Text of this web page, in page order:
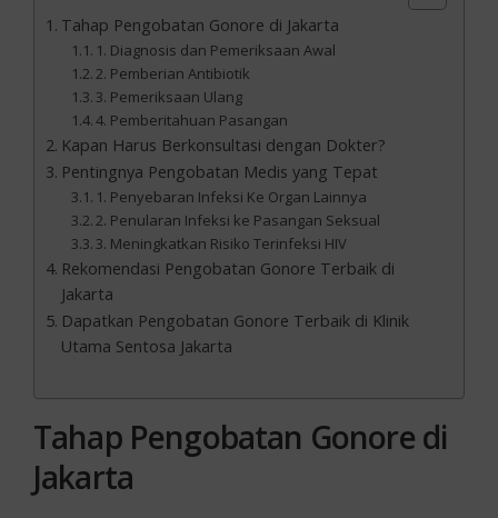
Tahap Pengobatan Gonore di Jakarta
1. Diagnosis dan Pemeriksaan Awal
2. Pemberian Antibiotik
3. Pemeriksaan Ulang
4. Pemberitahuan Pasangan
Kapan Harus Berkonsultasi dengan Dokter?
Pentingnya Pengobatan Medis yang Tepat
1. Penyebaran Infeksi Ke Organ Lainnya
2. Penularan Infeksi ke Pasangan Seksual
3. Meningkatkan Risiko Terinfeksi HIV
Rekomendasi Pengobatan Gonore Terbaik di
Jakarta
Dapatkan Pengobatan Gonore Terbaik di Klinik
Utama Sentosa Jakarta
Tahap Pengobatan Gonore di
Jakarta